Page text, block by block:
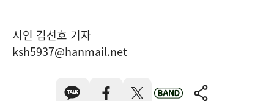
시인 김선호 기자
ksh5937@hanmail.net